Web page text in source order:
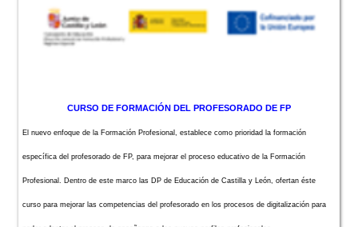
CURSO DE FORMACIÓN DEL PROFESORADO DE FP
El nuevo enfoque de la Formación Profesional, establece como prioridad la formación
específica del profesorado de FP, para mejorar el proceso educativo de la Formación
Profesional. Dentro de este marco las DP de Educación de Castilla y León, ofertan éste
curso para mejorar las competencias del profesorado en los procesos de digitalización para